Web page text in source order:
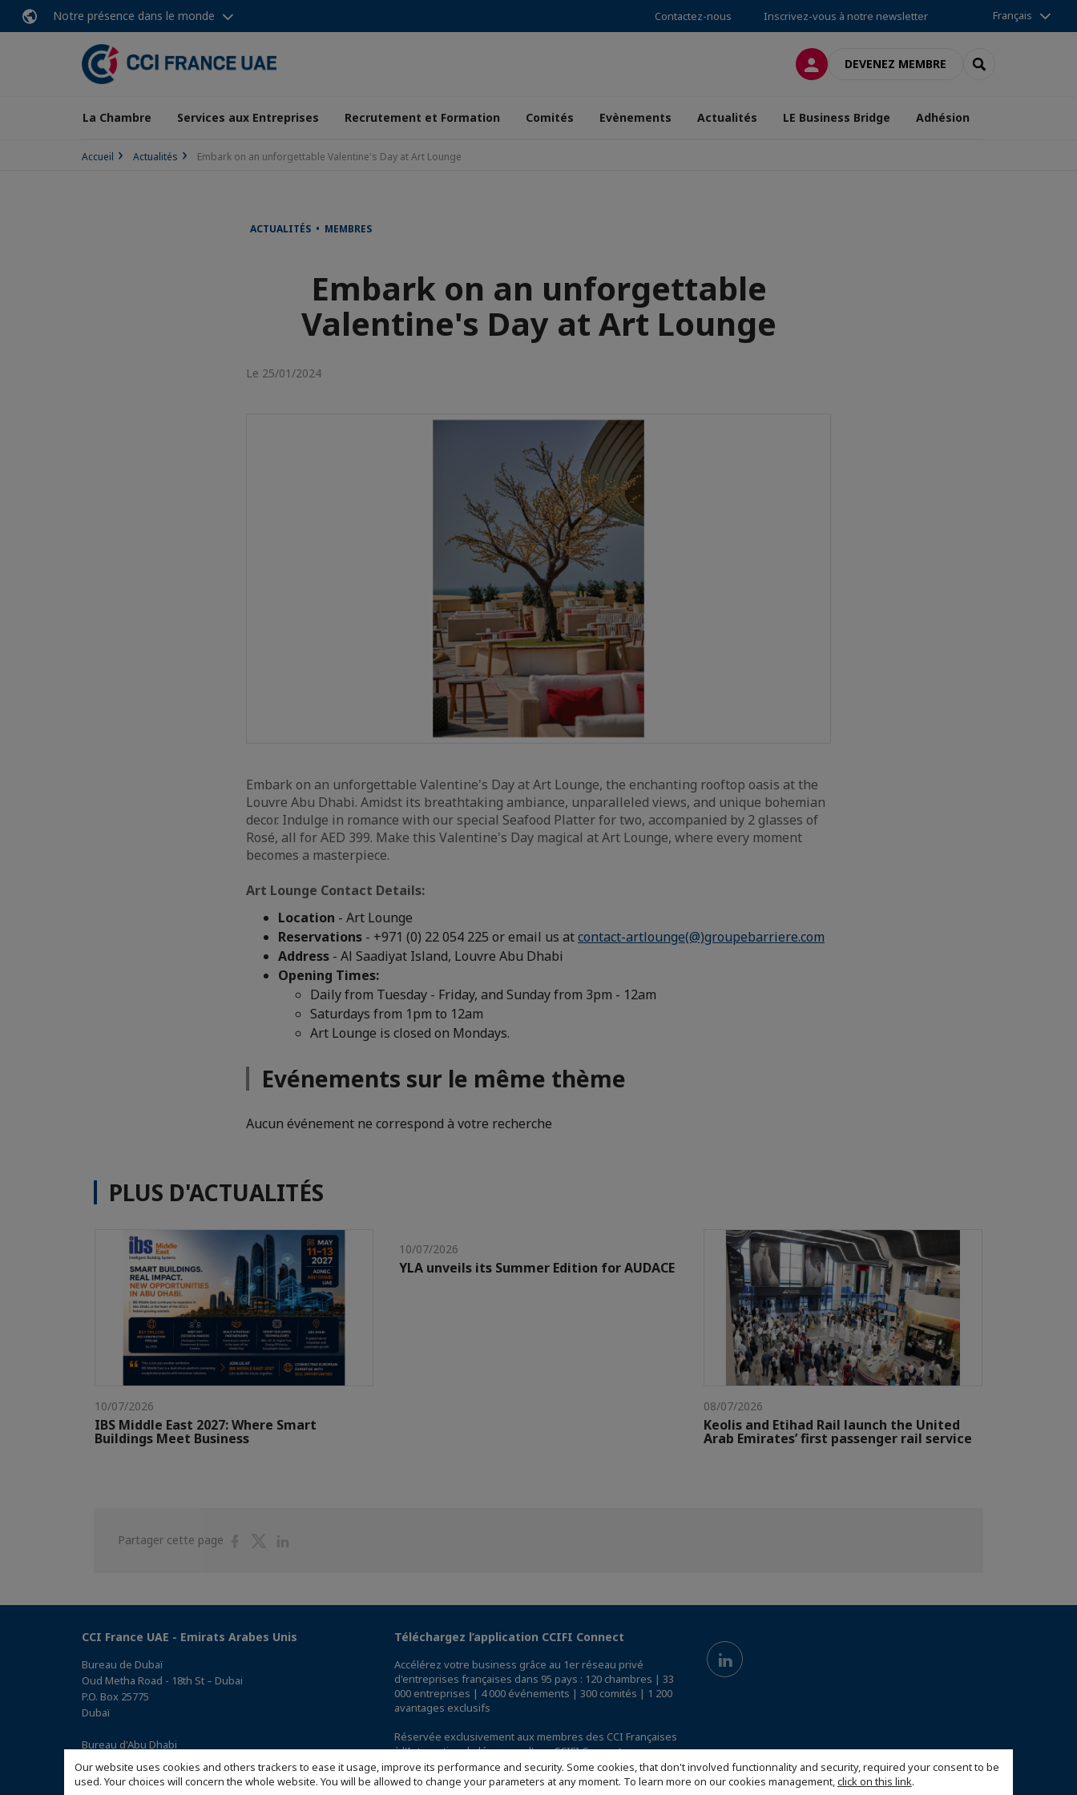
Our website uses cookies and others trackers to ease it usage, improve its performance and security. Some cookies, that don't involved functionnality and security, required your consent to be
used. Your choices will concern the whole website. You will be allowed to change your parameters at any moment. To learn more on our cookies management,click on this link.
Notre présence dans le monde Contactez-nous Inscrivez-vous à notre newsletter Français
CONNEXIONDEVENEZ MEMBRE RECHERCHER
La Chambre Services aux Entreprises Recrutement et Formation Comités Evènements Actualités LE Business Bridge Adhésion
Accueil Actualités Embark on an unforgettable Valentine's Day at Art Lounge
ACTUALITÉS • MEMBRES
Embark on an unforgettable
Valentine's Day at Art Lounge
Le 25/01/2024
Embark on an unforgettable Valentine's Day at Art Lounge, the enchanting rooftop oasis at the
Louvre Abu Dhabi. Amidst its breathtaking ambiance, unparalleled views, and unique bohemian
decor. Indulge in romance with our special Seafood Platter for two, accompanied by 2 glasses of
Rosé, all for AED 399. Make this Valentine's Day magical at Art Lounge, where every moment
becomes a masterpiece.
Art Lounge Contact Details:
Location - Art Lounge
Reservations - +971 (0) 22 054 225 or email us atcontact-artlounge(@)groupebarriere.com
Address - Al Saadiyat Island, Louvre Abu Dhabi
Opening Times:
Daily from Tuesday - Friday, and Sunday from 3pm - 12am
Saturdays from 1pm to 12am
Art Lounge is closed on Mondays.
Evénements sur le même thème
Aucun événement ne correspond à votre recherche
PLUS D'ACTUALITÉS
10/07/2026
IBS Middle East 2027: Where Smart
Buildings Meet Business
10/07/2026
YLA unveils its Summer Edition for AUDACE
08/07/2026
Keolis and Etihad Rail launch the United
Arab Emirates’ first passenger rail service
Partager cette page
PartagerPartager
CCI France UAE - Emirats Arabes Unis
Bureau de Dubaï
Oud Metha Road - 18th St – Dubai
P.O. Box 25775
Dubaï
Bureau d'Abu Dhabi
Office 05, 0 Floor, Building# 14, Hamad Suhail Al Khaily Est.,
junction of 12 Al Keebal St. and Al Meena St.
Téléchargez l’application CCIFI Connect
Accélérez votre business grâce au 1er réseau privé
d'entreprises françaises dans 95 pays : 120 chambres | 33
000 entreprises | 4 000 événements | 300 comités | 1 200
avantages exclusifs
Réservée exclusivement aux membres des CCI Françaises
à l'International,découvrez l'app CCIFI Connect.